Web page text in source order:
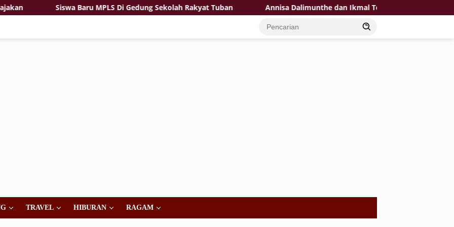
Siswa Baru MPLS Di Gedung Sekolah Rakyat Tuban Annisa Dalimunthe dan Ikmal Tobing Bawakan Single Baru
TRAVEL HIBURAN RAGAM